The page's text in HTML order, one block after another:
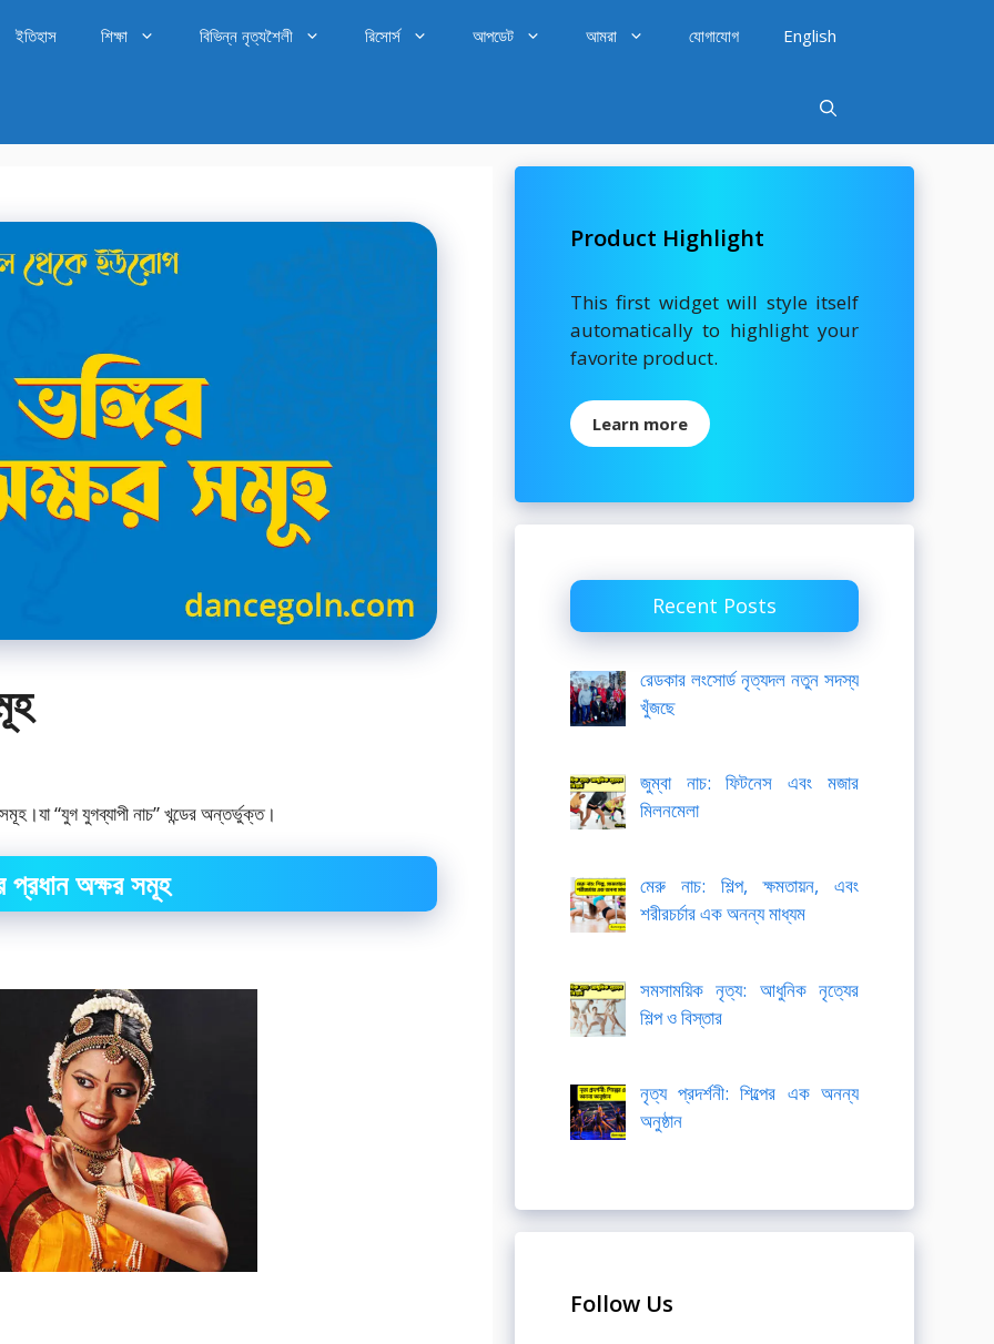
ইতিহাস শিক্ষা বিভিন্ন নৃত্যশৈলী রিসোর্স আপডেট আমরা যোগাযোগ English
“যুগ যুগব্যাপী নাচ” খন্ডের অন্তর্ভুক্ত।
প্রধান অক্ষর সমূহ
Product Highlight
This first widget will style itself
automatically to highlight your
favorite product.
Learn more
Recent Posts
রেডকার লংসোর্ড নৃত্যদল নতুন সদস্য
খুঁজছে
জুম্বা নাচ: ফিটনেস এবং মজার
মিলনমেলা
মেরু নাচ: শিল্প, ক্ষমতায়ন, এবং
শরীরচর্চার এক অনন্য মাধ্যম
সমসাময়িক নৃত্য: আধুনিক নৃত্যের
শিল্প ও বিস্তার
নৃত্য প্রদর্শনী: শিল্পের এক অনন্য
অনুষ্ঠান
Follow Us